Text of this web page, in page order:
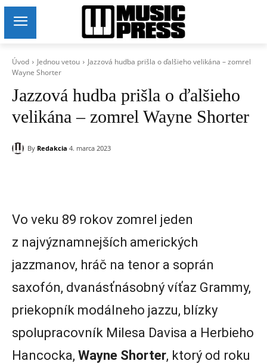
Úvod Jednou vetou
Jazzová hudba prišla o ďalšieho velikána – zomrel
Wayne Shorter
Jazzová hudba prišla o ďalšieho
velikána – zomrel Wayne Shorter
By Redakcia 4. marca 2023
Vo veku 89 rokov zomrel jeden
z najvýznamnejších amerických
jazzmanov, hráč na tenor a soprán
saxofón, dvanásťnásobný víťaz Grammy,
priekopník modálneho jazzu, blízky
spolupracovník Milesa Davisa a Herbieho
Hancocka, Wayne Shorter, ktorý od roku